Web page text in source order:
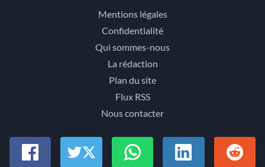
Mentions légales
Confidentialité
Qui sommes-nous
La rédaction
Plan du site
Flux RSS
Nous contacter